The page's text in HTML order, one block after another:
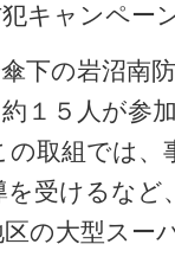
キャンペー
下の岩沼南
１５人が参
取組では、
を受けるな
の大型スー